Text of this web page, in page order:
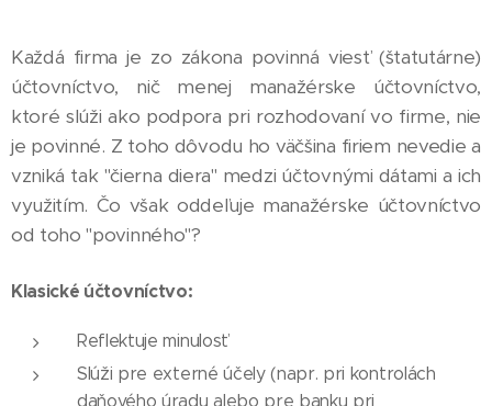
Každá firma je zo zákona povinná viesť (štatutárne)
účtovníctvo, nič menej manažérske účtovníctvo,
ktoré slúži ako podpora pri rozhodovaní vo firme, nie
je povinné. Z toho dôvodu ho väčšina firiem nevedie a
vzniká tak "čierna diera" medzi účtovnými dátami a ich
využitím. Čo však oddeľuje manažérske účtovníctvo
od toho "povinného"?
Klasické účtovníctvo:
Reflektuje minulosť
Slúži pre externé účely (napr. pri kontrolách
daňového úradu alebo pre banku pri